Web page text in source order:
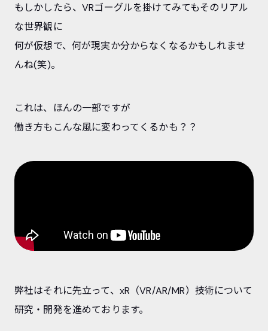
もしかしたら、VRゴーグルを掛けてみてもそのリアル
な世界観に
何が仮想で、何が現実か分からなくなるかもしれませ
んね(笑)。
これは、ほんの一部ですが
働き方もこんな風に変わってくるかも？？
弊社はそれに先立って、xR（VR/AR/MR）技術について
研究・開発を進めております。